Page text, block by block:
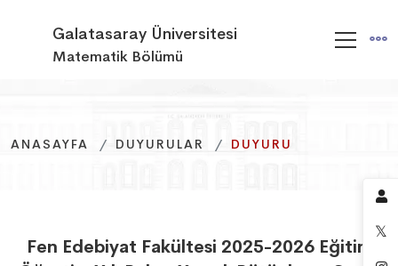
Galatasaray Üniversitesi
Matematik Bölümü
ANASAYFA DUYURULAR DUYURU
ANASAYFA DUYURULAR DUYURU
ANASAYFA DUYURULAR DUYURU
Fen Edebiyat Fakültesi 2025-2026 Eğitim